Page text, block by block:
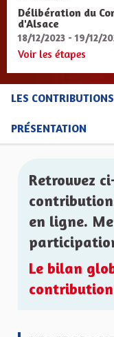
Délibération du
d'Alsace
18/12/2023 - 19/12/
Voir les étapes
LES
PRÉSENTATION
Retrouvez
en ligne.
Le bilan